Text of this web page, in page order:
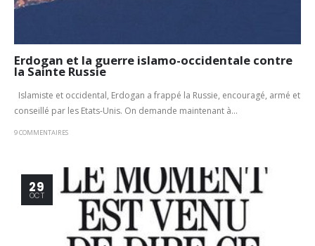
Erdogan et la guerre islamo-occidentale contre
la Sainte Russie
Islamiste et occidental, Erdogan a frappé la Russie, encouragé, armé et
conseillé par les Etats-Unis. On demande maintenant à...
9 COMMENTAIRES
29
OCT